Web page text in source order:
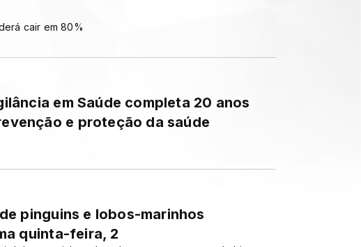
cair em 80%
em Saúde completa 20 anos
e proteção da saúde
pinguins e lobos-marinhos
quinta-feira, 2